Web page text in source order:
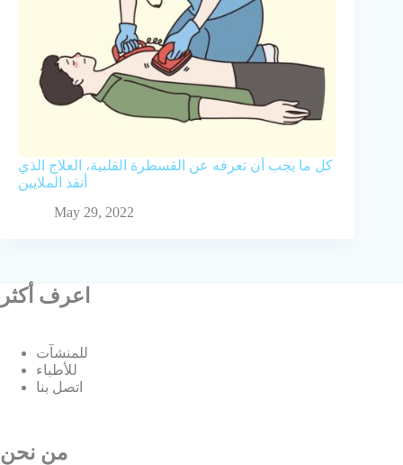
كل ما يجب أن تعرفه عن القسطرة القلبية، العلاج الذي
أنقذ الملايين
May 29, 2022
اعرف أكثر
للمنشآت
للأطباء
اتصل بنا
من نحن